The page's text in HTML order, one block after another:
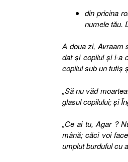
din pricina
numele tău.
A doua zi, Avraam
dat şi copilul şi i-a
copilul sub un tufiş
„Să nu văd
glasul copilului; şi
„Ce ai tu, Agar ?
mână; căci voi
umplut burduful cu